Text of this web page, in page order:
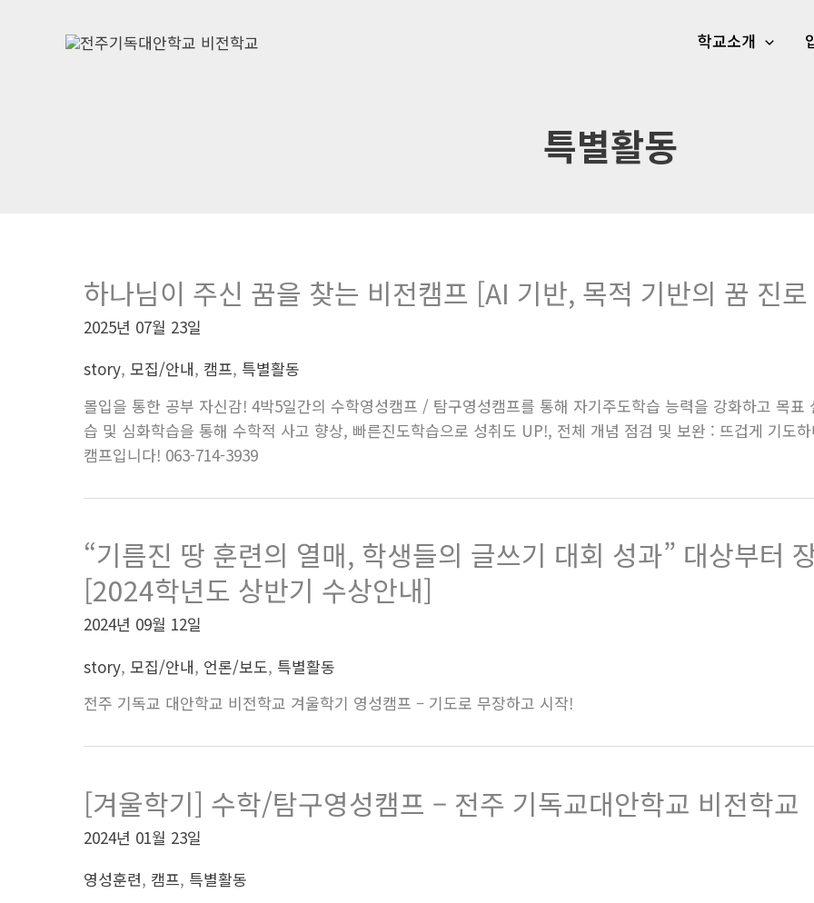
학교소개
특별활동
하나님이 주신 꿈을 찾는 비전캠프 [AI 기반, 목적 기반의 꿈 진
2025년 07월 23일
story, 모집/안내, 캠프, 특별활동
몰입을 통한 공부 자신감! 4박5일간의 수학영성캠프 / 탐구영성캠프를 통해 자기주도학습 능력을 강화하고 목
습 및 심화학습을 통해 수학적 사고 향상, 빠른진도학습으로 성취도 UP!, 전체 개념 점검 및 보완 : 뜨겁게 기도
캠프입니다! 063-714-3939
“기름진 땅 훈련의 열매, 학생들의 글쓰기 대회 성과” 대상부터
[2024학년도 상반기 수상안내]
2024년 09월 12일
story, 모집/안내, 언론/보도, 특별활동
전주 기독교 대안학교 비전학교 겨울학기 영성캠프 – 기도로 무장하고 시작!
[겨울학기] 수학/탐구영성캠프 – 전주 기독교대안학교 비전학교
2024년 01월 23일
영성훈련, 캠프, 특별활동
스